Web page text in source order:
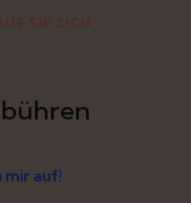
SIE SICH
mir auf!